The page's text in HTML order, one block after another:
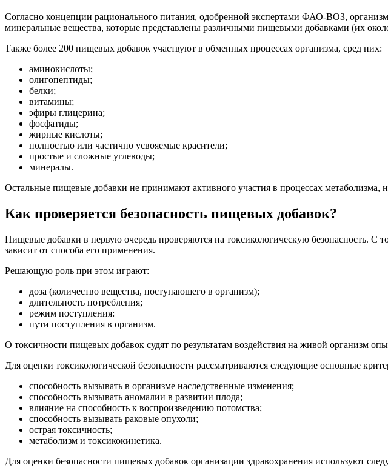
Согласно концепции рационального питания, одобренной экспертами ФАО-ВОЗ,
минеральные вещества, которые представлены различными пищевыми добавками (их
Также более 200 пищевых добавок участвуют в обменных процессах организма, сред них:
аминокислоты;
олигопептиды;
белки;
витамины;
эфиры глицерина;
фосфатиды;
жирные кислоты;
полностью или частично усвояемые красители;
простые и сложные углеводы;
минералы.
Остальные пищевые добавки не принимают активного участия в процессах метаболизма,
Как проверяется безопасность пищевых добавок?
Пищевые добавки в первую очередь проверяются на токсикологическую безопасность.
зависит от способа его применения.
Решающую роль при этом играют:
доза (количество вещества, поступающего в организм);
длительность потребления;
режим поступления:
пути поступления в организм.
О токсичности пищевых добавок судят по результатам воздействия на живой организм
Для оценки токсикологической безопасности рассматриваются следующие основные
способность вызывать в организме наследственные изменения;
способность вызывать аномалии в развитии плода;
влияние на способность к воспроизведению потомства;
способность вызывать раковые опухоли;
острая токсичность;
метаболизм и токсикокинетика.
Для оценки безопасности пищевых добавок организации здравохранения используют